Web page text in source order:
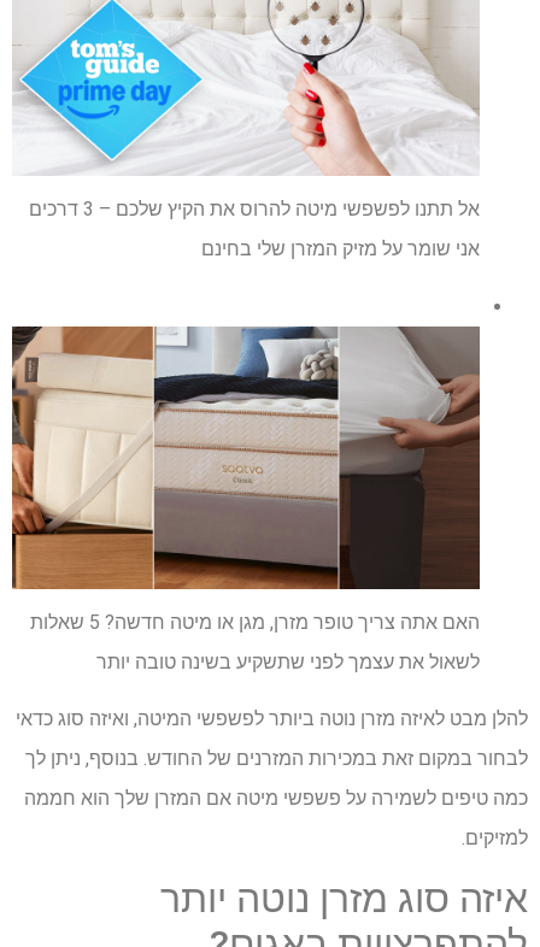
אל תתנו לפשפשי מיטה להרוס את הקיץ שלכם – 3 דרכים
אני שומר על מזיק המזרן שלי בחינם
האם אתה צריך טופר מזרן, מגן או מיטה חדשה? 5 שאלות
לשאול את עצמך לפני שתשקיע בשינה טובה יותר
להלן מבט לאיזה מזרן נוטה ביותר לפשפשי המיטה, ואיזה סוג כדאי
לבחור במקום זאת במכירות המזרנים של החודש. בנוסף, ניתן לך
כמה טיפים לשמירה על פשפשי מיטה אם המזרן שלך הוא חממה
למזיקים.
איזה סוג מזרן נוטה יותר